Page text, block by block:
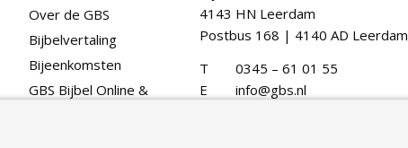
Over de GBS
Bijbelvertaling
Bijeenkomsten
GBS Bijbel Online &
4143 HN Leerdam
Postbus 168 | 4140 AD Leerdam
T
0345 – 61 01 55
E
info@gbs.nl